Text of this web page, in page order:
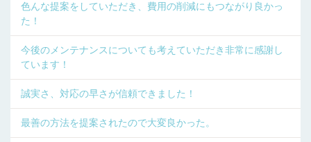
色んな提案をしていただき、費用の削減にもつながり良かっ
た！
今後のメンテナンスについても考えていただき非常に感謝し
ています！
誠実さ、対応の早さが信頼できました！
最善の方法を提案されたので大変良かった。